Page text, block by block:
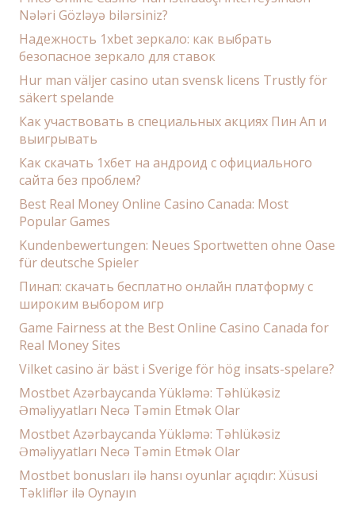
Nələri Gözləyə bilərsiniz?
Надежность 1xbet зеркало: как выбрать
безопасное зеркало для ставок
Hur man väljer casino utan svensk licens Trustly för
säkert spelande
Как участвовать в специальных акциях Пин Ап и
выигрывать
Как скачать 1хбет на андроид с официального
сайта без проблем?
Best Real Money Online Casino Canada: Most
Popular Games
Kundenbewertungen: Neues Sportwetten ohne Oase
für deutsche Spieler
Пинап: скачать бесплатно онлайн платформу с
широким выбором игр
Game Fairness at the Best Online Casino Canada for
Real Money Sites
Vilket casino är bäst i Sverige för hög insats-spelare?
Mostbet Azərbaycanda Yükləmə: Təhlükəsiz
Əməliyyatları Necə Təmin Etmək Olar
Mostbet Azərbaycanda Yükləmə: Təhlükəsiz
Əməliyyatları Necə Təmin Etmək Olar
Mostbet bonusları ilə hansı oyunlar açıqdır: Xüsusi
Təkliflər ilə Oynayın